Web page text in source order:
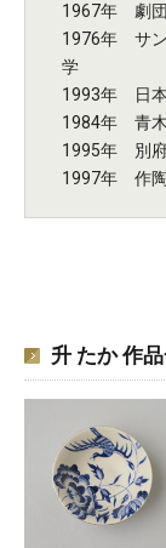
1967年 劇団
1976年 サン
学
1993年 日本
1984年 青木
1995年 別
1997年 作
升 たか 作